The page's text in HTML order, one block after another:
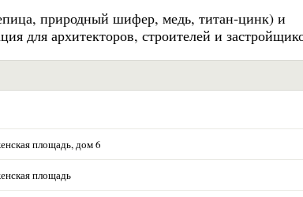
природный шифер, медь, титан-цинк) и
для архитекторов, строителей и
площадь, дом 6
площадь